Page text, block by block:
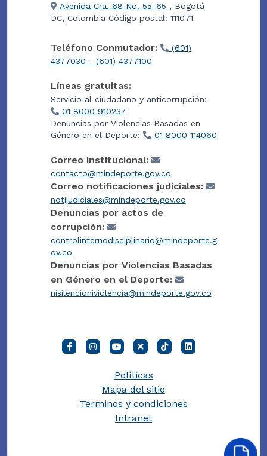
Avenida Cra. 68 No. 55-65 , Bogotá
DC, Colombia Código postal: 111071
Teléfono Conmutador:
(601)
4377030 - (601) 4377100
Líneas gratuitas:
Servicio al ciudadano y anticorrupción:
01 8000 910237
Denuncias por Violencias Basadas en
Género en el Deporte:
01 8000 114060
Correo institucional:
contacto@mindeporte.gov.co
Correo notificaciones judiciales:
notijudiciales@mindeporte.gov.co
Denuncias por actos de
corrupción:
controlinternodisciplinario@mindeporte.g
ov.co
Denuncias por Violencias Basadas
en Género en el Deporte:
nisilencioniviolencia@mindeporte.gov.co
Políticas
Mapa del sitio
Términos y condiciones
Intranet